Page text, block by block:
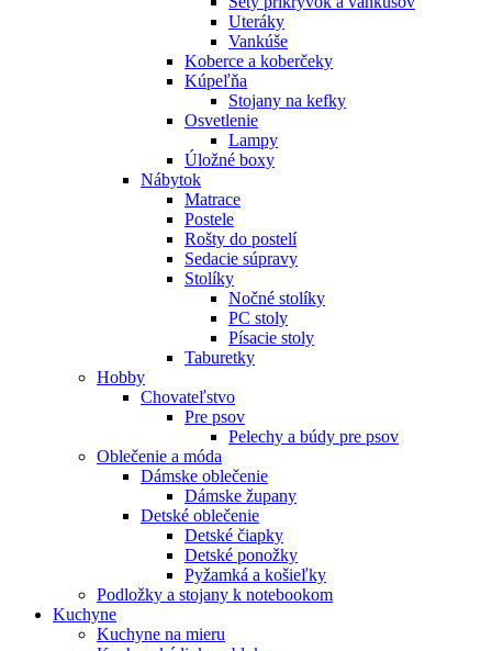
Uteráky
Vankúše
Koberce a koberčeky
Kúpeľňa
Stojany na kefky
Osvetlenie
Lampy
Úložné boxy
Nábytok
Matrace
Postele
Rošty do postelí
Sedacie súpravy
Stolíky
Nočné stolíky
PC stoly
Písacie stoly
Taburetky
Hobby
Chovateľstvo
Pre psov
Pelechy a búdy pre psov
Oblečenie a móda
Dámske oblečenie
Dámske župany
Detské oblečenie
Detské čiapky
Detské ponožky
Pyžamká a košieľky
Podložky a stojany k notebookom
Kuchyne
Kuchyne na mieru